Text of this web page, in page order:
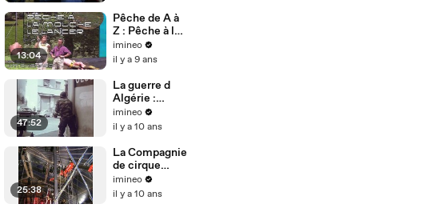
13:04
Pêche de A à
Z : Pêche à la
mouche, le
lancer -
imineo
il y a 9 ans
47:52
La guerre d
Algérie :
L'OAS -
l'exode
imineo
il y a 10 ans
25:38
La Compagnie
de cirque
Archaos au
lycée -
imineo
il y a 10 ans